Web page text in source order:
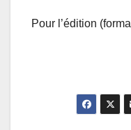
Pour l’édition